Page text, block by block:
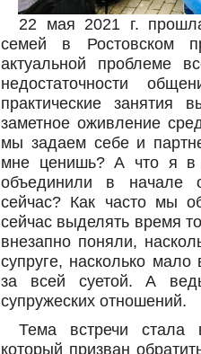
22 мая 2021 г.
семей в Ростовском
актуальной проблеме
недостаточности
практические занятия
заметное оживление
мы задаем себе и
мне ценишь? А что я в
объединили в начале
сейчас? Как часто мы
сейчас выделять время
внезапно поняли,
супруге, насколько
за всей суетой. А
супружеских отношений.
Тема встречи стала
который призван